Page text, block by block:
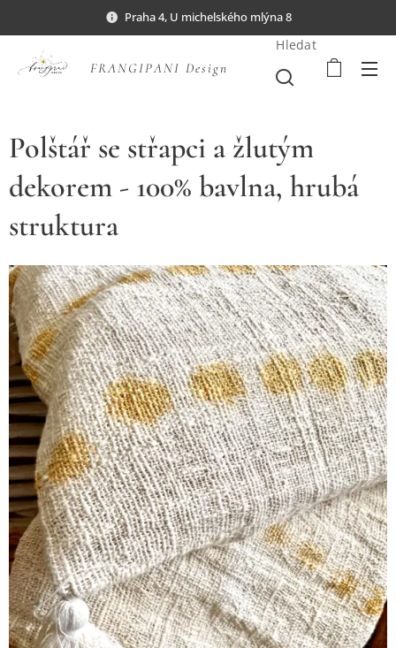
Praha 4, U michelského mlýna 8
FRANGIPANI Design
Hledat
Polštář se střapci a žlutým
dekorem - 100% bavlna, hrubá
struktura